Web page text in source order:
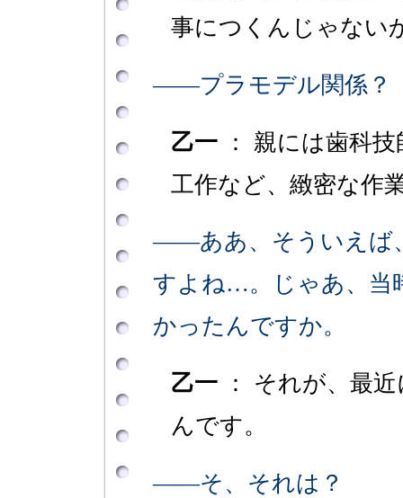
事につくんじゃない
――プラモデル関係？
乙一 ： 親には歯科
工作など、緻密な作
――ああ、そういえば
すよね…。じゃあ、当
かったんですか。
乙一 ： それが、最
んです。
――そ、それは？